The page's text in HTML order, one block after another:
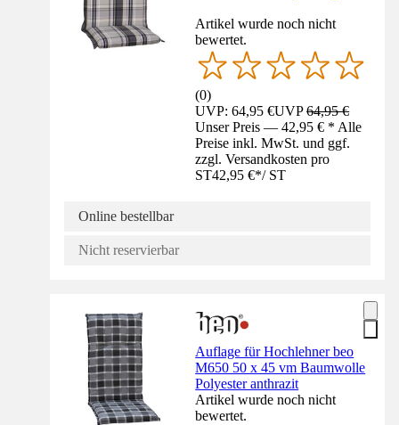
Artikel wurde noch nicht
bewertet.
(0)
UVP: 64,95 €UVP64,95 €
Unser Preis — 42,95 € * Alle
Preise inkl. MwSt. und ggf.
zzgl. Versandkosten pro
ST42,95 €*/ ST
Online bestellbar
Nicht reservierbar
Auflage für Hochlehner beo
M650 50 x 45 vm Baumwolle
Polyester anthrazit
Artikel wurde noch nicht
bewertet.